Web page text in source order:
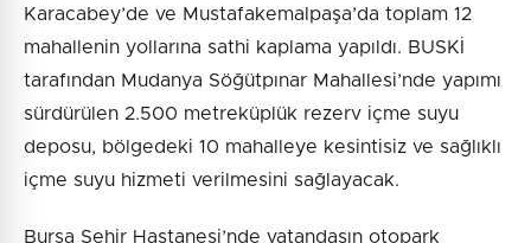
Karacabey’de ve Mustafakemalpaşa’da toplam 12
mahallenin yollarına sathi kaplama yapıldı. BUSKİ
tarafından Mudanya Söğütpınar Mahallesi’nde yapımı
sürdürülen 2.500 metreküplük rezerv içme suyu
deposu, bölgedeki 10 mahalleye kesintisiz ve sağlıklı
içme suyu hizmeti verilmesini sağlayacak.
Bursa Şehir Hastanesi’nde vatandaşın otopark